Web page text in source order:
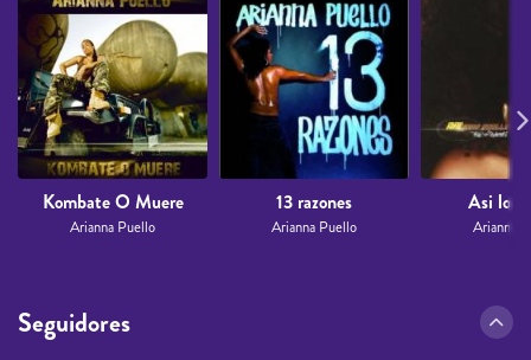
Kombate O Muere
Arianna Puello
13 razones
Arianna Puello
Asi lo
Arianna
Seguidores